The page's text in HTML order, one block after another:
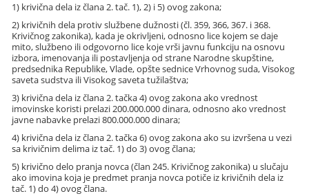
1) krivična dela iz člana 2. tač. 1), 2) i 5) ovog zakona;
2) krivičnih dela protiv službene dužnosti (čl. 359, 366, 367. i 368.
Krivičnog zakonika), kada je okrivljeni, odnosno lice kojem se daje
mito, službeno ili odgovorno lice koje vrši javnu funkciju na osnovu
izbora, imenovanja ili postavljenja od strane Narodne skupštine,
predsednika Republike, Vlade, opšte sednice Vrhovnog suda, Visokog
saveta sudstva ili Visokog saveta tužilaštva;
3) krivična dela iz člana 2. tačka 4) ovog zakona ako vrednost
imovinske koristi prelazi 200.000.000 dinara, odnosno ako vrednost
javne nabavke prelazi 800.000.000 dinara;
4) krivična dela iz člana 2. tačka 6) ovog zakona ako su izvršena u vezi
sa krivičnim delima iz tač. 1) do 3) ovog člana;
5) krivično delo pranja novca (član 245. Krivičnog zakonika) u slučaju
ako imovina koja je predmet pranja novca potiče iz krivičnih dela iz
tač. 1) do 4) ovog člana.